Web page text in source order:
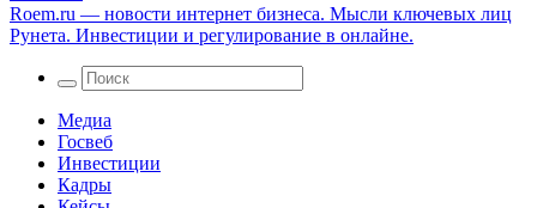
Roem.ru — новости интернет бизнеса. Мысли ключевых лиц
Рунета. Инвестиции и регулирование в онлайне.
Медиа
Госвеб
Инвестиции
Кадры